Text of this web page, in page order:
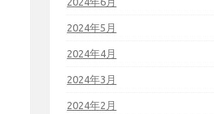
2024年5月
2024年4月
2024年3月
2024年2月